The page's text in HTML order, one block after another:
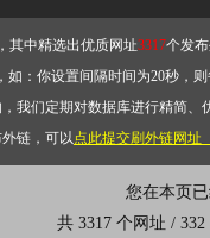
其中精选出优质网址3317个发
如：你设置间隔时间为20秒，
我们定期对数据库进行精简
链，可以点此提交刷外链网址
您在本页
共 3317 个网址 /